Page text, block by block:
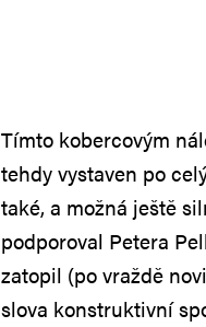
Tímto kobercovým
tehdy vystaven po
také, a možná ještě
podporoval Petera
zatopil (po vraždě
slova konstruktivní